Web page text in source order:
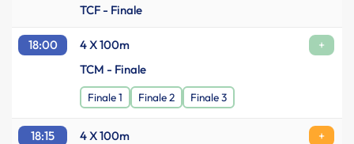
TCF - Finale
18:00 4 X 100m
+
TCM - Finale
Finale 1 Finale 2 Finale 3
18:15 4 X 100m
+